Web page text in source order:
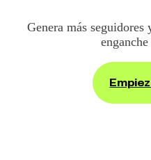
Genera más seguidores